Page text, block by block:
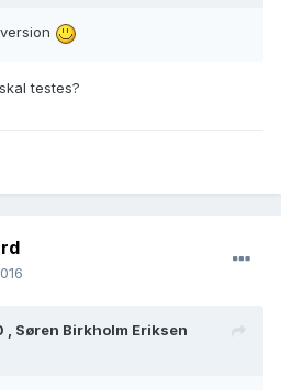
testes?
, Søren Birkholm Eriksen